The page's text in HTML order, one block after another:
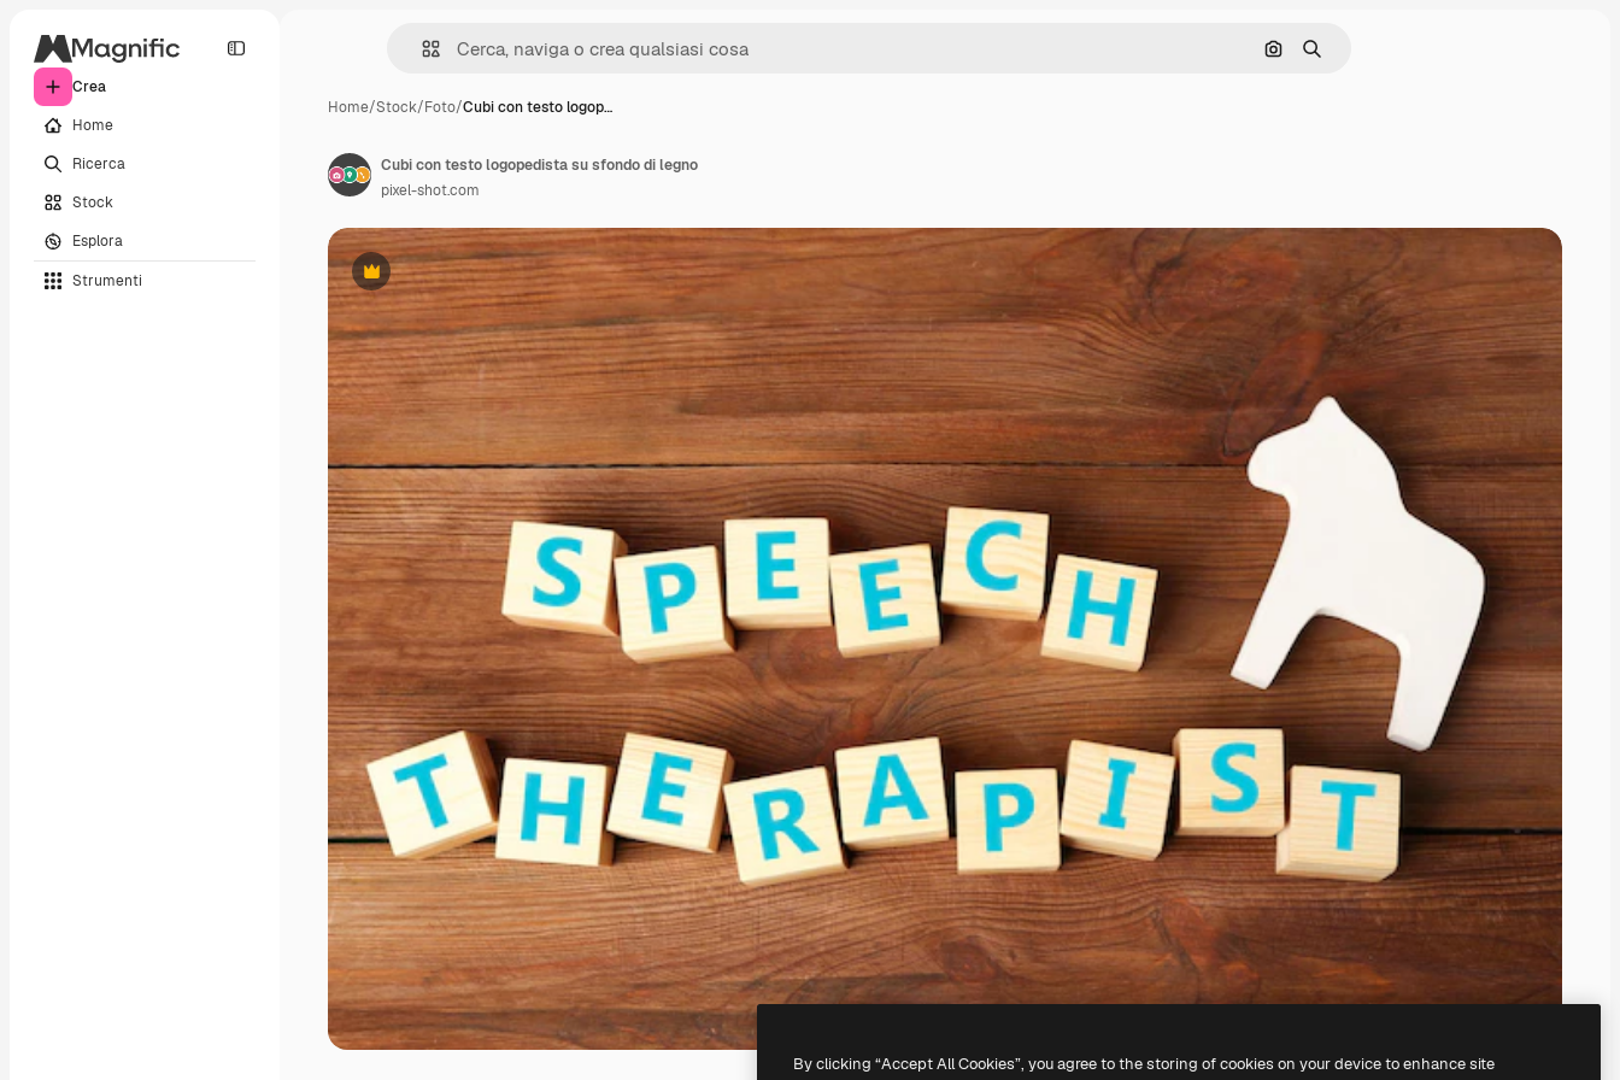
Crea
Home
Ricerca
Stock
Esplora
Strumenti
Cerca per immagine
Ricerca
Home/Stock/Foto/Cubi con testo logop…
Premium
Cubi con testo logopedista su sfondo di legno
pixel-shot.com
By clicking “Accept All Cookies”, you agree to the storing of cookies on your device to enhance site